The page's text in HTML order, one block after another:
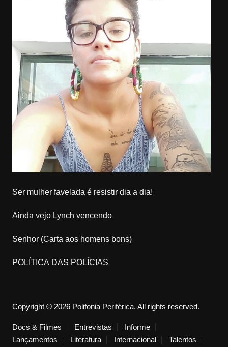
Ser mulher favelada é resistir dia a dia!
Ainda vejo Lynch vencendo
Senhor (Carta aos homens bons)
POLÍTICA DAS POLÍCIAS
Copyright © 2026 Polifonia Periférica. All rights reserved.
Docs & Filmes Entrevistas
Informe
Lançamentos
Literatura Internacional Talentos